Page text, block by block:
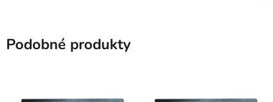
Podobné produkty